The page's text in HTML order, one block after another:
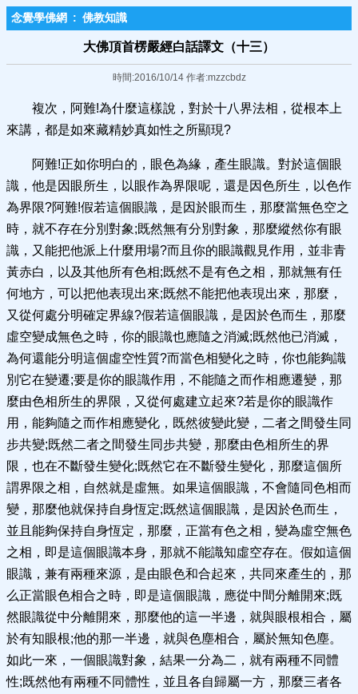
念覺學佛網 : 佛教知識
大佛頂首楞嚴經白話譯文（十三）
時間:2016/10/14 作者:mzzcbdz
複次，阿難!為什麼這樣說，對於十八界法相，從根本上
來講，都是如來藏精妙真如性之所顯現?
阿難!正如你明白的，眼色為緣，產生眼識。對於這個眼
識，他是因眼所生，以眼作為界限呢，還是因色所生，以色作
為界限?阿難!假若這個眼識，是因於眼而生，那麼當無色空之
時，就不存在分別對象;既然無有分別對象，那麼縱然你有眼
識，又能把他派上什麼用場?而且你的眼識觀見作用，並非青
黃赤白，以及其他所有色相;既然不是有色之相，那就無有任
何地方，可以把他表現出來;既然不能把他表現出來，那麼，
又從何處分明確定界線?假若這個眼識，是因於色而生，那麼
虛空變成無色之時，你的眼識也應隨之消滅;既然他已消滅，
為何還能分明這個虛空性質?而當色相變化之時，你也能夠識
別它在變遷;要是你的眼識作用，不能隨之而作相應遷變，那
麼由色相所生的界限，又從何處建立起來?若是你的眼識作
用，能夠隨之而作相應變化，既然彼變此變，二者之間發生同
步共變;既然二者之間發生同步共變，那麼由色相所生的界
限，也在不斷發生變化;既然它在不斷發生變化，那麼這個所
謂界限之相，自然就是虛無。如果這個眼識，不會隨同色相而
變，那麼他就保持自身恆定;既然這個眼識，是因於色而生，
並且能夠保持自身恆定，那麼，正當有色之相，變為虛空無色
之相，即是這個眼識本身，那就不能識知虛空存在。假如這個
眼識，兼有兩種來源，是由眼色和合起來，共同來產生的，那
么正當眼色相合之時，即是這個眼識，應從中間分離開來;既
然眼識從中分離開來，那麼他的這一半邊，就與眼根相合，屬
於有知眼根;他的那一半邊，就與色塵相合，屬於無知色塵。
如此一來，一個眼識對象，結果一分為二，就有兩種不同體
性;既然他有兩種不同體性，並且各自歸屬一方，那麼三者各